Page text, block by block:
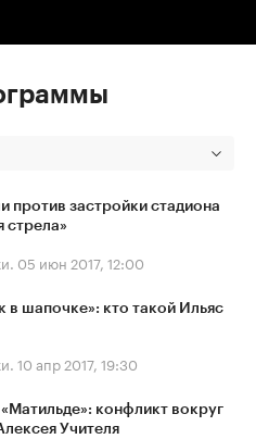
против застройки стадиона
стрела»
05 июн 2017, 12:00
в шапочке»: кто такой Ильяс
10 апр 2017, 19:30
конфликт вокруг
Учителя